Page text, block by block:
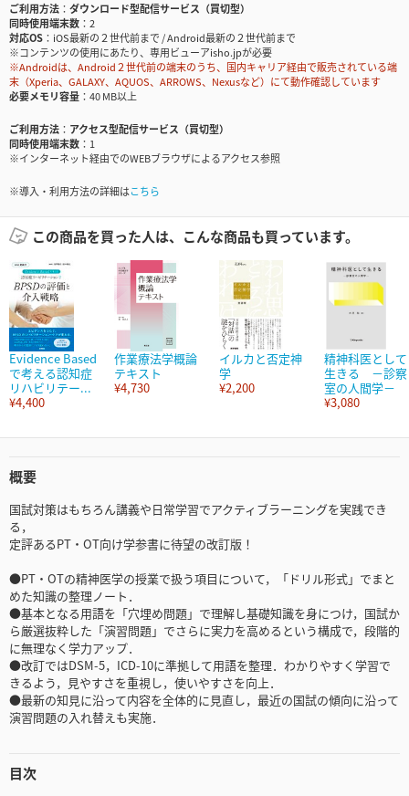
ご利用方法
ダウンロード型配信サービス（買切型）
同時使用端末数
2
対応OS
iOS最新の２世代前まで / Android最新の２世代前まで
※コンテンツの使用にあたり、専用ビューアisho.jpが必要
※Androidは、Android２世代前の端末のうち、国内キャリア経由で販売されている端
末（Xperia、GALAXY、AQUOS、ARROWS、Nexusなど）にて動作確認しています
必要メモリ容量
40 MB以上
ご利用方法
アクセス型配信サービス（買切型）
同時使用端末数
1
※インターネット経由でのWEBブラウザによるアクセス参照
※導入・利用方法の詳細はこちら
この商品を買った人は、こんな商品も買っています。
Evidence Based
で考える認知症
リハビリテー...
¥4,400
作業療法学概論
テキスト
¥4,730
イルカと否定神
学
¥2,200
精神科医として
生きる －診察
室の人間学－
¥3,080
概要
国試対策はもちろん講義や日常学習でアクティブラーニングを実践でき
る，
定評あるPT・OT向け学参書に待望の改訂版！
●PT・OTの精神医学の授業で扱う項目について，「ドリル形式」でまと
めた知識の整理ノート．
●基本となる用語を「穴埋め問題」で理解し基礎知識を身につけ，国試か
ら厳選抜粋した「演習問題」でさらに実力を高めるという構成で，段階的
に無理なく学力アップ．
●改訂ではDSM-5，ICD-10に準拠して用語を整理．わかりやすく学習で
きるよう，見やすさを重視し，使いやすさを向上．
●最新の知見に沿って内容を全体的に見直し，最近の国試の傾向に沿って
演習問題の入れ替えも実施．
目次